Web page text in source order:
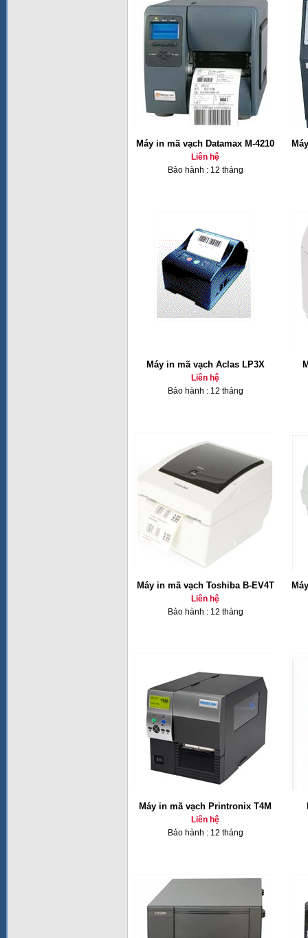
Máy in mã vạch Datamax M-4210
Liên hệ
Bảo hành : 12 tháng
Máy in mã vạch Aclas LP3X
Liên hệ
Bảo hành : 12 tháng
Máy in mã vạch Toshiba B-EV4T
Liên hệ
Bảo hành : 12 tháng
Máy in mã vạch Printronix T4M
Liên hệ
Bảo hành : 12 tháng